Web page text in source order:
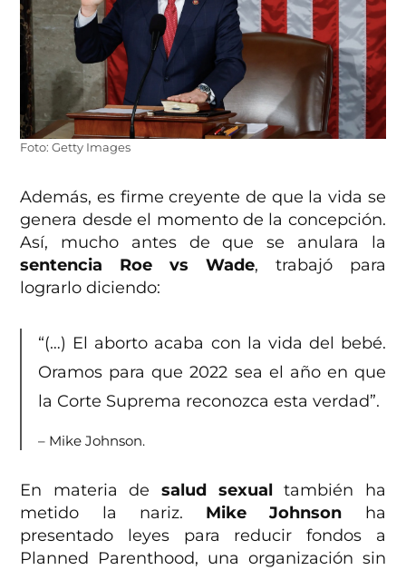
Foto: Getty Images
Además, es firme creyente de que la vida se
genera desde el momento de la concepción.
Así, mucho antes de que se anulara la
sentencia Roe vs Wade, trabajó para
lograrlo diciendo:
“(…) El aborto acaba con la vida del bebé.
Oramos para que 2022 sea el año en que
la Corte Suprema reconozca esta verdad”.
– Mike Johnson.
En materia de salud sexualtambién ha
metido la nariz. Mike Johnson ha
presentado leyes para reducir fondos a
Planned Parenthood, una organización sin